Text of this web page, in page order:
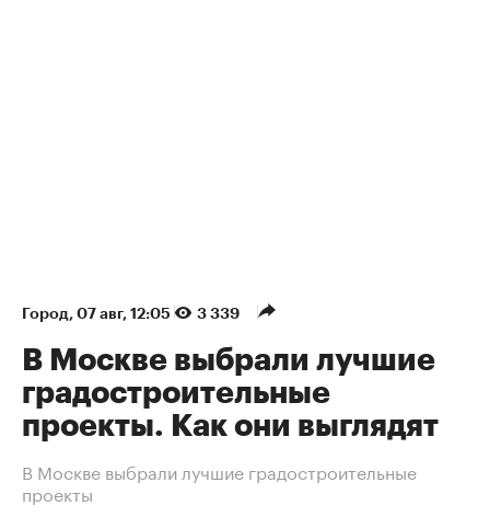
Город⁠, 07 авг, 12:05 3 339
В Москве выбрали лучшие
градостроительные
проекты. Как они выглядят
В Москве выбрали лучшие градостроительные
проекты